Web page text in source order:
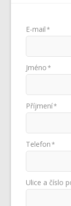
E-mail *
Jméno *
Příjmení*
Telefon *
Ulice a číslo